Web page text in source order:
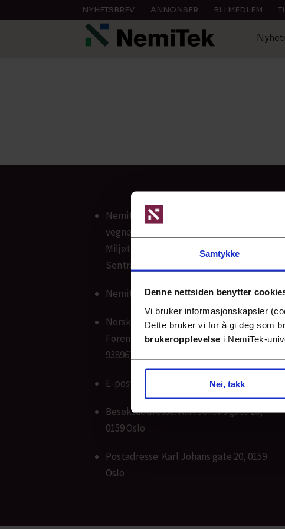
Samtykke
Denne nettsiden benytter
Vi bruker informasjonskapsler
Dette bruker vi for å gi deg som
brukeropplevelse i NemiTek-
Nei, takk
NYHETSBREV ANNONSER BLI MEDLEM
Nemitek.no driftes av NemiTek AS, på
vegne av Norsk VVS Energi- og
Miljøteknisk Forening.
Sentralbord: 22 70 83 00
Nemitek AS - org. nummer: 915903037
Norsk VVS Energi- og Miljøteknisk
Forening (NemiTek) - org. nummer:
938967814
E-post: post@nemitek.no
Besøksaddresse: Karl Johans gate 20,
0159 Oslo
Postadresse: Karl Johans gate 20, 0159
Oslo